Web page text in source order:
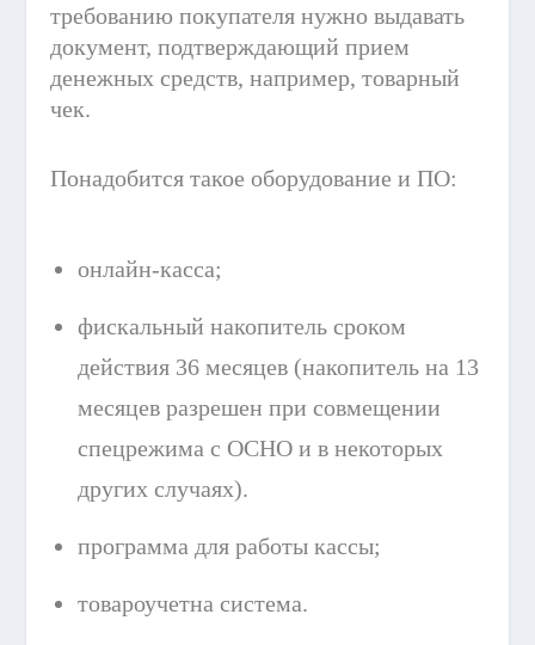
требованию покупателя нужно выдавать
документ, подтверждающий прием
денежных средств, например, товарный
чек.
Понадобится такое оборудование и ПО:
онлайн-касса;
фискальный накопитель сроком
действия 36 месяцев (накопитель на 13
месяцев разрешен при совмещении
спецрежима с ОСНО и в некоторых
других случаях).
программа для работы кассы;
товароучетна система.